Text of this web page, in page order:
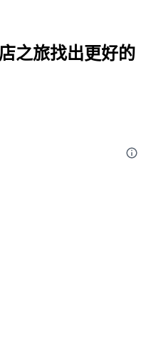
之旅找出更好的